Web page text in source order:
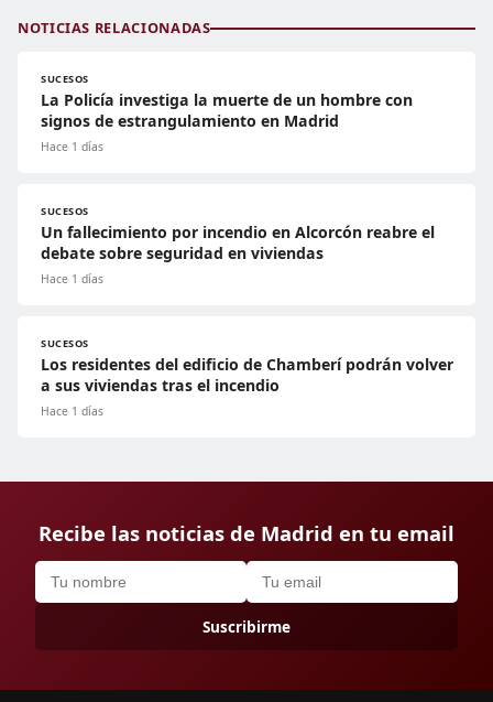
NOTICIAS RELACIONADAS
SUCESOS
La Policía investiga la muerte de un hombre con
signos de estrangulamiento en Madrid
Hace 1 días
SUCESOS
Un fallecimiento por incendio en Alcorcón reabre el
debate sobre seguridad en viviendas
Hace 1 días
SUCESOS
Los residentes del edificio de Chamberí podrán volver
a sus viviendas tras el incendio
Hace 1 días
Recibe las noticias de Madrid en tu email
Suscribirme